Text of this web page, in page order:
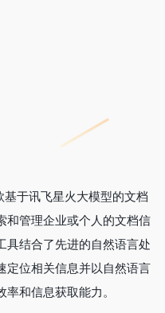
基于讯飞星火大模型的文档
和管理企业或个人的文档信
具结合了先进的自然语言处
定位相关信息并以自然语言
和信息获取能力。